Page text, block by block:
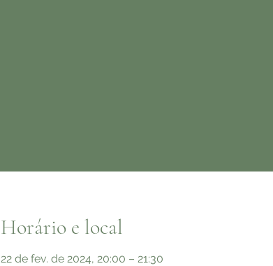
Horário e local
22 de fev. de 2024, 20:00 – 21:30